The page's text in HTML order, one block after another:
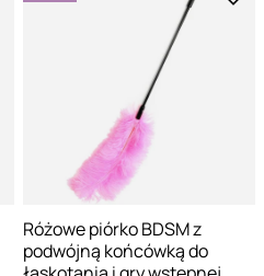
Różowe piórko BDSM z
podwójną końcówką do